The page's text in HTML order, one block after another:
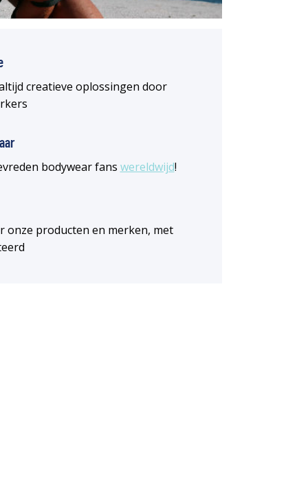
creatieve oplossingen door
bodywear fans wereldwijd!
onze producten en merken, met